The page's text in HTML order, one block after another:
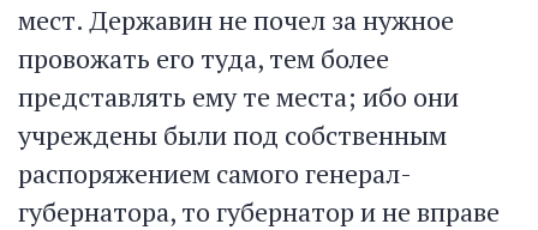
мест. Державин не почел за нужное
провожать его туда, тем более
представлять ему те места; ибо они
учреждены были под собственным
распоряжением самого генерал-
губернатора, то губернатор и не вправе